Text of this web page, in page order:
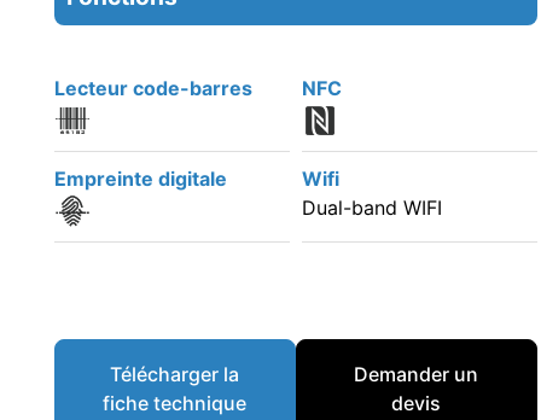
Lecteur code-barres NFC
Empreinte digitale
Wifi
Dual-band WIFI
Télécharger la
fiche technique
Demander un
devis